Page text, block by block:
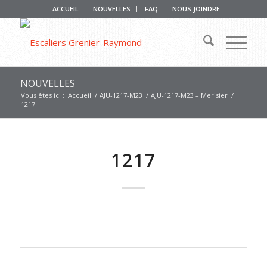
ACCUEIL NOUVELLES FAQ NOUS JOINDRE
NOUVELLES
Vous êtes ici : Accueil / AJU-1217-M23 / AJU-1217-M23 – Merisier /
1217
1217